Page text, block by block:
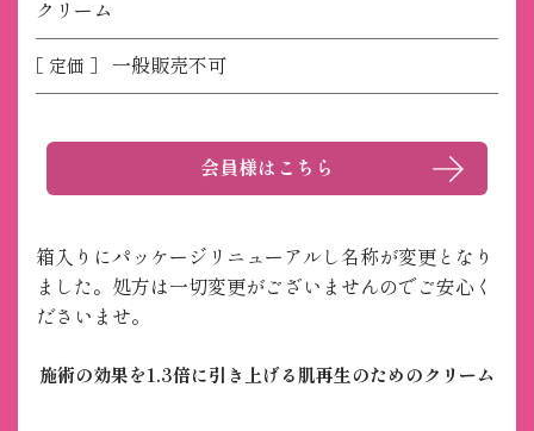
クリーム
［ 定価 ］ 一般販売不可
会員様はこちら
箱入りにパッケージリニューアルし名称が変更となり
ました。処方は一切変更がございませんのでご安心く
ださいませ。
施術の効果を1.3倍に引き上げる肌再生のためのクリーム